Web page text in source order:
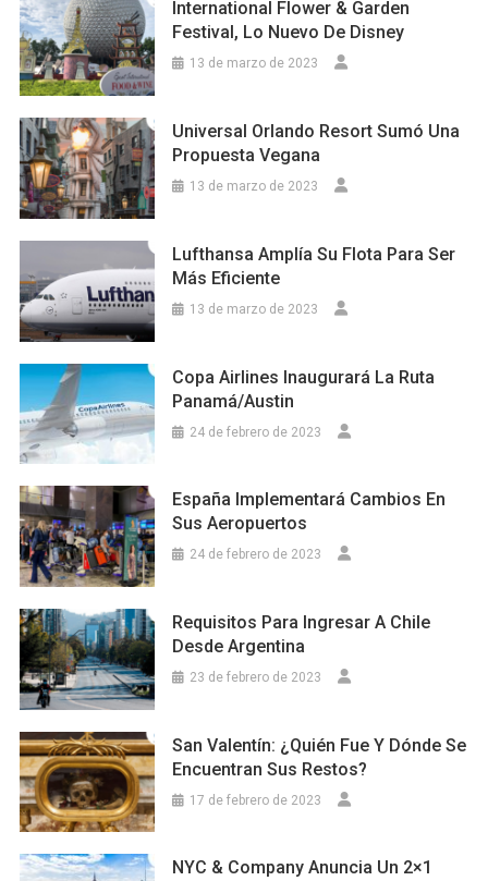
International Flower & Garden
Festival, Lo Nuevo De Disney
13 de marzo de 2023
Universal Orlando Resort Sumó Una
Propuesta Vegana
13 de marzo de 2023
Lufthansa Amplía Su Flota Para Ser
Más Eficiente
13 de marzo de 2023
Copa Airlines Inaugurará La Ruta
Panamá/Austin
24 de febrero de 2023
España Implementará Cambios En
Sus Aeropuertos
24 de febrero de 2023
Requisitos Para Ingresar A Chile
Desde Argentina
23 de febrero de 2023
San Valentín: ¿Quién Fue Y Dónde Se
Encuentran Sus Restos?
17 de febrero de 2023
NYC & Company Anuncia Un 2×1